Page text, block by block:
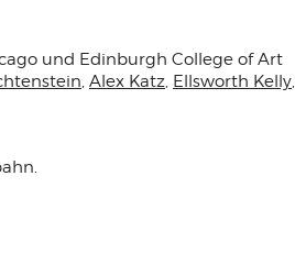
und Edinburgh College of Art
, Alex Katz, Ellsworth Kelly,